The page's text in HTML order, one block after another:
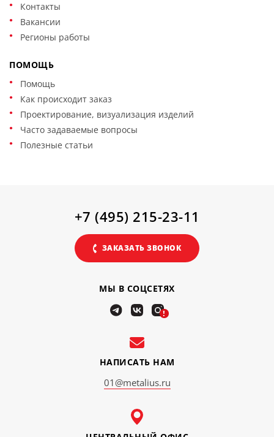
Контакты
Вакансии
Регионы работы
ПОМОЩЬ
Помощь
Как происходит заказ
Проектирование, визуализация изделий
Часто задаваемые вопросы
Полезные статьи
НАПИСАТЬ НАМ
01@metalius.ru
МЫ В СОЦСЕТЯХ
!
+7 (495) 215-23-11
ЗАКАЗАТЬ ЗВОНОК